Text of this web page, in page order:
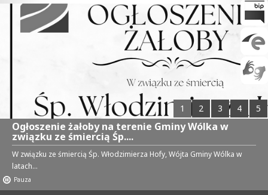
Ogłoszenie żałoby na terenie Gminy Wólka w
związku ze śmiercią Śp....
W związku ze śmiercią Śp. Włodzimierza Hofy, Wójta Gminy Wólka w
latach...
Pauza
1 2 3 4 5